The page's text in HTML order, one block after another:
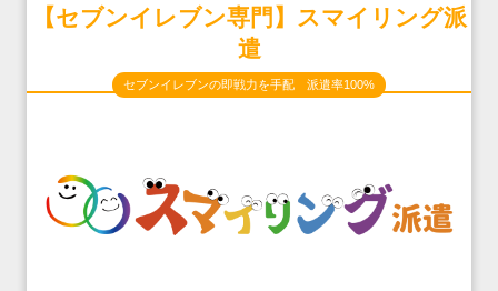
【セブンイレブン専門】スマイリング派
遣
セブンイレブンの即戦力を手配 派遣率100%